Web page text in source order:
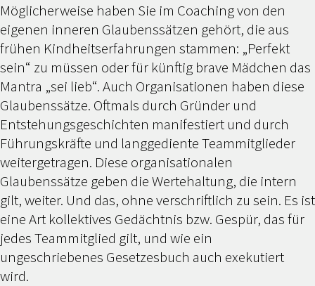
Möglicherweise haben Sie im Coaching von den
eigenen inneren Glaubenssätzen gehört, die aus
frühen Kindheitserfahrungen stammen: „Perfekt
sein“ zu müssen oder für künftig brave Mädchen das
Mantra „sei lieb“. Auch Organisationen haben diese
Glaubenssätze. Oftmals durch Gründer und
Entstehungsgeschichten manifestiert und durch
Führungskräfte und langgediente Teammitglieder
weitergetragen. Diese organisationalen
Glaubenssätze geben die Wertehaltung, die intern
gilt, weiter. Und das, ohne verschriftlich zu sein. Es ist
eine Art kollektives Gedächtnis bzw. Gespür, das für
jedes Teammitglied gilt, und wie ein
ungeschriebenes Gesetzesbuch auch exekutiert
wird.